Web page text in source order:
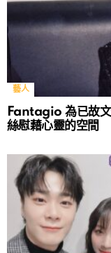
藝人
Fantagio 為已故文
絲慰藉心靈的空間